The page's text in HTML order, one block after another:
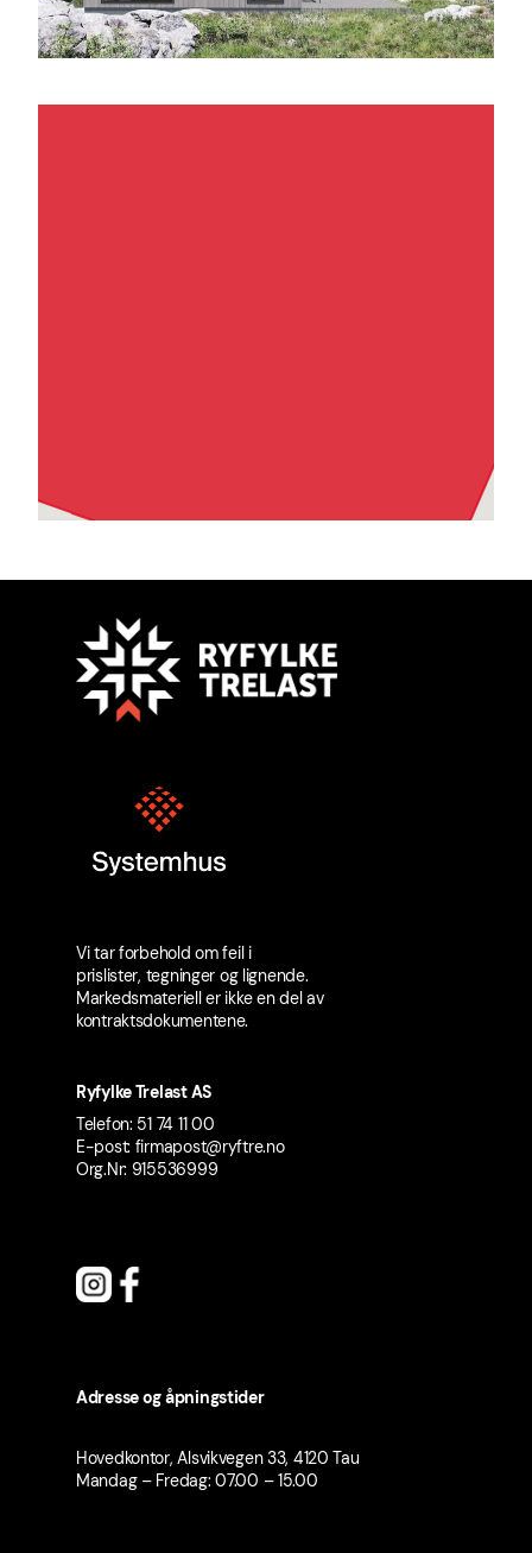
Vi tar forbehold om feil i
prislister, tegninger og lignende.
Markedsmateriell er ikke en del av
kontraktsdokumentene.
Ryfylke Trelast AS
Telefon: 51 74 11 00
E-post: firmapost@ryftre.no
Org.Nr: 915536999
Adresse og åpningstider
Hovedkontor, Alsvikvegen 33, 4120 Tau
Mandag – Fredag: 07.00 – 15.00